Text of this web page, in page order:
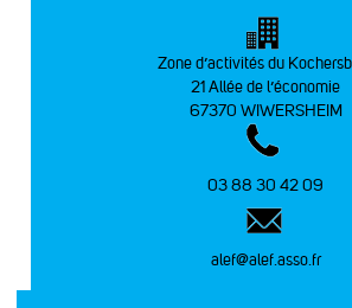
Zone d’activités du
21 Allée de l’économie
67370 WIWERSHEIM
03 88 30 42 09
alef@alef.asso.fr